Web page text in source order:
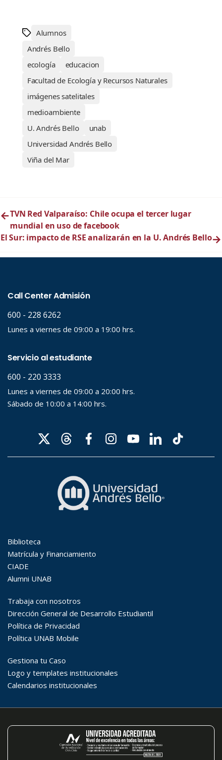
Alumnos
Andrés Bello
ecología
educacion
Facultad de Ecología y Recursos Naturales
imágenes satelitales
medioambiente
U. Andrés Bello
unab
Universidad Andrés Bello
Viña del Mar
←TVN Red Valparaíso: Chile ocupa el tercer lugar
mundial en uso de facebook
El Sur: impacto de RSE analizarán en la U. Andrés Bello→